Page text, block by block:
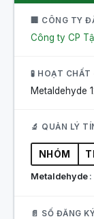
🏢 CÔNG TY
Công ty CP
🧪 HOẠT
Metaldehyde
🔬 QUẢN LÝ
NHÓM
Metaldehyde
📄 SỐ ĐĂNG